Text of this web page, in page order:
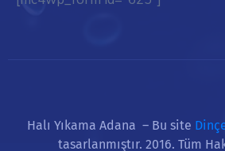
Halı Yıkama Adana – Bu site
tasarlanmıştır. 2016. Tüm